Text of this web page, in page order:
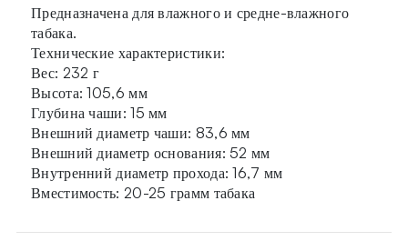
Предназначена для влажного и средне-влажного
табака.
Технические характеристики:
Вес: 232 г
Высота: 105,6 мм
Глубина чаши: 15 мм
Внешний диаметр чаши: 83,6 мм
Внешний диаметр основания: 52 мм
Внутренний диаметр прохода: 16,7 мм
Вместимость: 20-25 грамм табака